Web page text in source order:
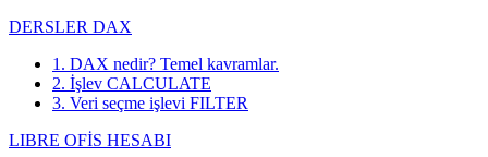
DERSLER DAX
1. DAX nedir? Temel kavramlar.
2. İşlev CALCULATE
3. Veri seçme işlevi FILTER
LIBRE OFİS HESABI